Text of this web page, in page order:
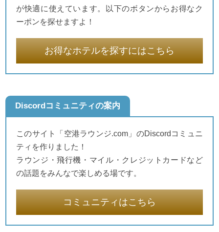
が快適に使えています。以下のボタンからお得なク
ーポンを探せますよ！
お得なホテルを探すにはこちら
Discordコミュニティの案内
このサイト「空港ラウンジ.com」のDiscordコミュニ
ティを作りました！
ラウンジ・飛行機・マイル・クレジットカードなど
の話題をみんなで楽しめる場です。
コミュニティはこちら